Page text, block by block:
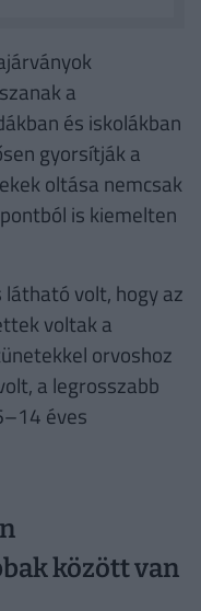
a
és iskolákban
gyorsítják a
oltása nemcsak
is kiemelten
volt, hogy az
voltak a
orvoshoz
a legrosszabb
éves
között van